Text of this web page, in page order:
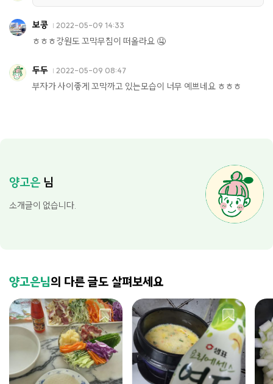
보콩 2022-05-09 14:33
ㅎㅎㅎ강원도 꼬막무침이 떠올라요 🤤
두두 2022-05-09 08:47
부자가 사이좋게 꼬막까고 있는모습이 너무 예쁘네요 ㅎㅎㅎ
양고은 님
소개글이 없습니다.
양고은님의 다른 글도 살펴보세요